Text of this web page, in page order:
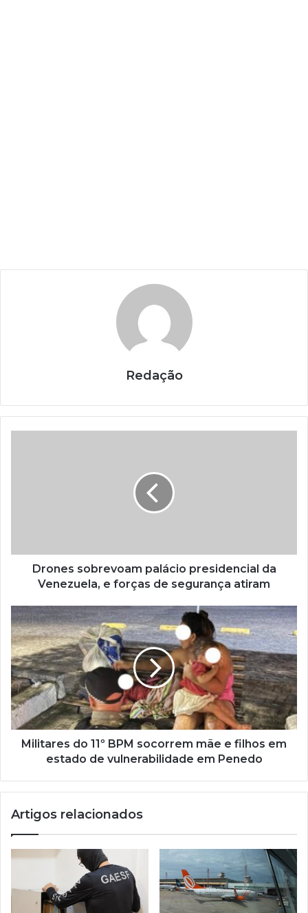
Redação
Drones sobrevoam palácio presidencial da
Venezuela, e forças de segurança atiram
Militares do 11º BPM socorrem mãe e filhos em
estado de vulnerabilidade em Penedo
Artigos relacionados